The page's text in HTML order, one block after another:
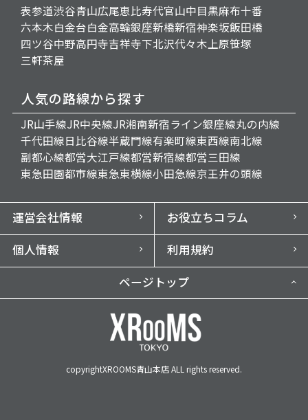
表参道渋谷青山広尾恵比寿代官山中目黒麻布十番
六本木白金台白金高輪銀座新橋新宿神楽坂飯田橋
四ツ谷中野高円寺吉祥寺下北沢代々木上原笹塚
三軒茶屋
人気の路線から探す
JR山手線JR中央線JR湘南新宿ライン銀座線丸の内線
千代田線日比谷線半蔵門線有楽町線東西線南北線
副都心線都営大江戸線都営新宿線都営三田線
東急田園都市線東急東横線小田急線京王井の頭線
運営会社情報
お役立ちコラム
個人情報
利用規約
ページトップ
copyrightXROOMS青山本店 ALL rights reserved.